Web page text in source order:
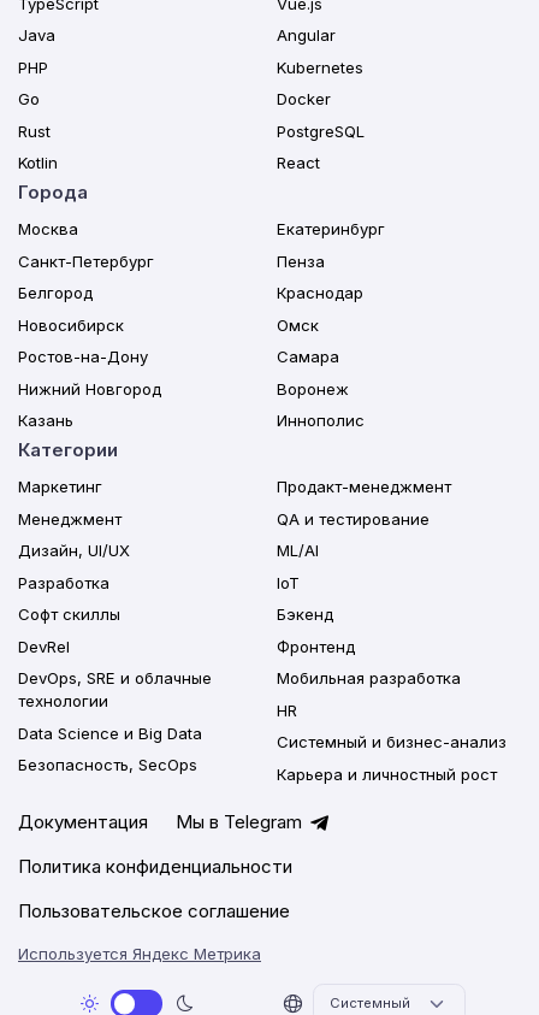
Java
PHP
Go
Rust
Kotlin
Angular
Kubernetes
Docker
PostgreSQL
React
Города
Москва
Санкт-Петербург
Белгород
Новосибирск
Ростов-на-Дону
Нижний Новгород
Казань
Екатеринбург
Пенза
Краснодар
Омск
Самара
Воронеж
Иннополис
Категории
Маркетинг
Менеджмент
Дизайн, UI/UX
Разработка
Софт скиллы
DevRel
DevOps, SRE и облачные
технологии
Data Science и Big Data
Безопасность, SecOps
Продакт-менеджмент
QA и тестирование
ML/AI
IoT
Бэкенд
Фронтенд
Мобильная разработка
HR
Системный и бизнес-анализ
Карьера и личностный рост
Документация
Мы в Telegram
Политика конфиденциальности
Пользовательское соглашение
Используется Яндекс Метрика